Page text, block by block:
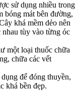
sử dụng nhiều trong
bóng mát bên đường,
khá mềm dẻo nên
nhau tùy vào từng óc
một loại thuốc chữa
chữa các vết
để đóng thuyền,
khá bền đẹp.